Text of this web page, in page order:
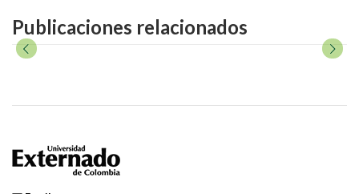
Publicaciones relacionados